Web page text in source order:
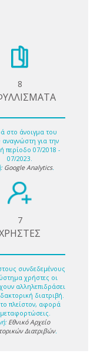
8
στο άνοιγμα του
για την
περίοδο 07/2018 -
07/2023.
Google Analytics.
7
συνδεδεμένους
χρήστες οι
αλληλεπιδράσει
διατριβή.
πλείστον, αφορά
μεταφορτώσεις.
Εθνικό Αρχείο
Διατριβών.